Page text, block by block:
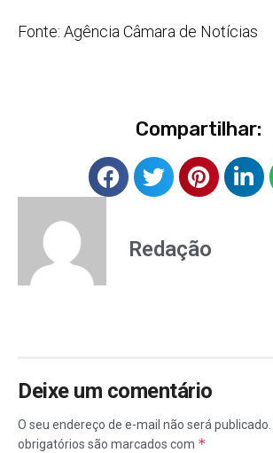
Fonte: Agência Câmara de Notícias
Compartilhar:
Redação
Deixe um comentário
O seu endereço de e-mail não será publicado.
obrigatórios são marcados com *